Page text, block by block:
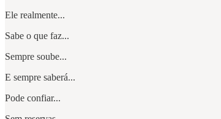
Ele realmente...
Sabe o que faz...
Sempre soube...
E sempre saberá...
Pode confiar...